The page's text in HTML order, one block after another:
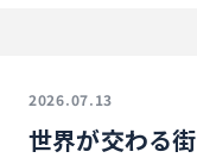
2026.07.13
世界が交わる